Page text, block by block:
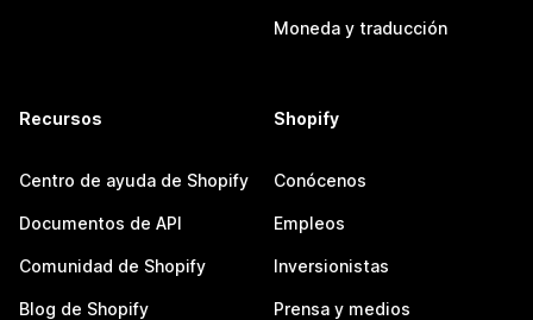
Moneda y traducción
Recursos
Centro de ayuda de Shopify
Documentos de API
Comunidad de Shopify
Blog de Shopify
Shopify
Conócenos
Empleos
Inversionistas
Prensa y medios